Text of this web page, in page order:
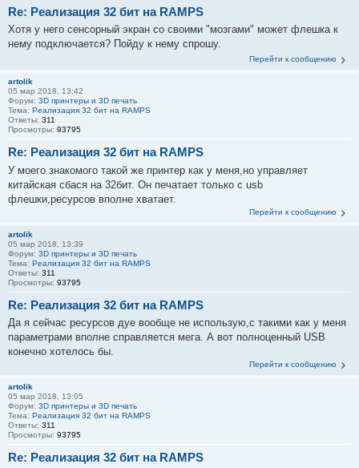
Re: Реализация 32 бит на RAMPS
Хотя у него сенсорный экран со своими "мозгами" может флешка к
нему подключается? Пойду к нему спрошу.
Перейти к сообщению
artolik
05 мар 2018, 13:42
Форум: 3D принтеры и 3D печать
Тема: Реализация 32 бит на RAMPS
Ответы: 311
Просмотры: 93795
Re: Реализация 32 бит на RAMPS
У моего знакомого такой же принтер как у меня,но управляет
китайская сбася на 32бит. Он печатает только с usb
флешки,ресурсов вполне хватает.
Перейти к сообщению
artolik
05 мар 2018, 13:39
Форум: 3D принтеры и 3D печать
Тема: Реализация 32 бит на RAMPS
Ответы: 311
Просмотры: 93795
Re: Реализация 32 бит на RAMPS
Да я сейчас ресурсов дуе вообще не использую,с такими как у меня
параметрами вполне справляется мега. А вот полноценный USB
конечно хотелось бы.
Перейти к сообщению
artolik
05 мар 2018, 13:05
Форум: 3D принтеры и 3D печать
Тема: Реализация 32 бит на RAMPS
Ответы: 311
Просмотры: 93795
Re: Реализация 32 бит на RAMPS